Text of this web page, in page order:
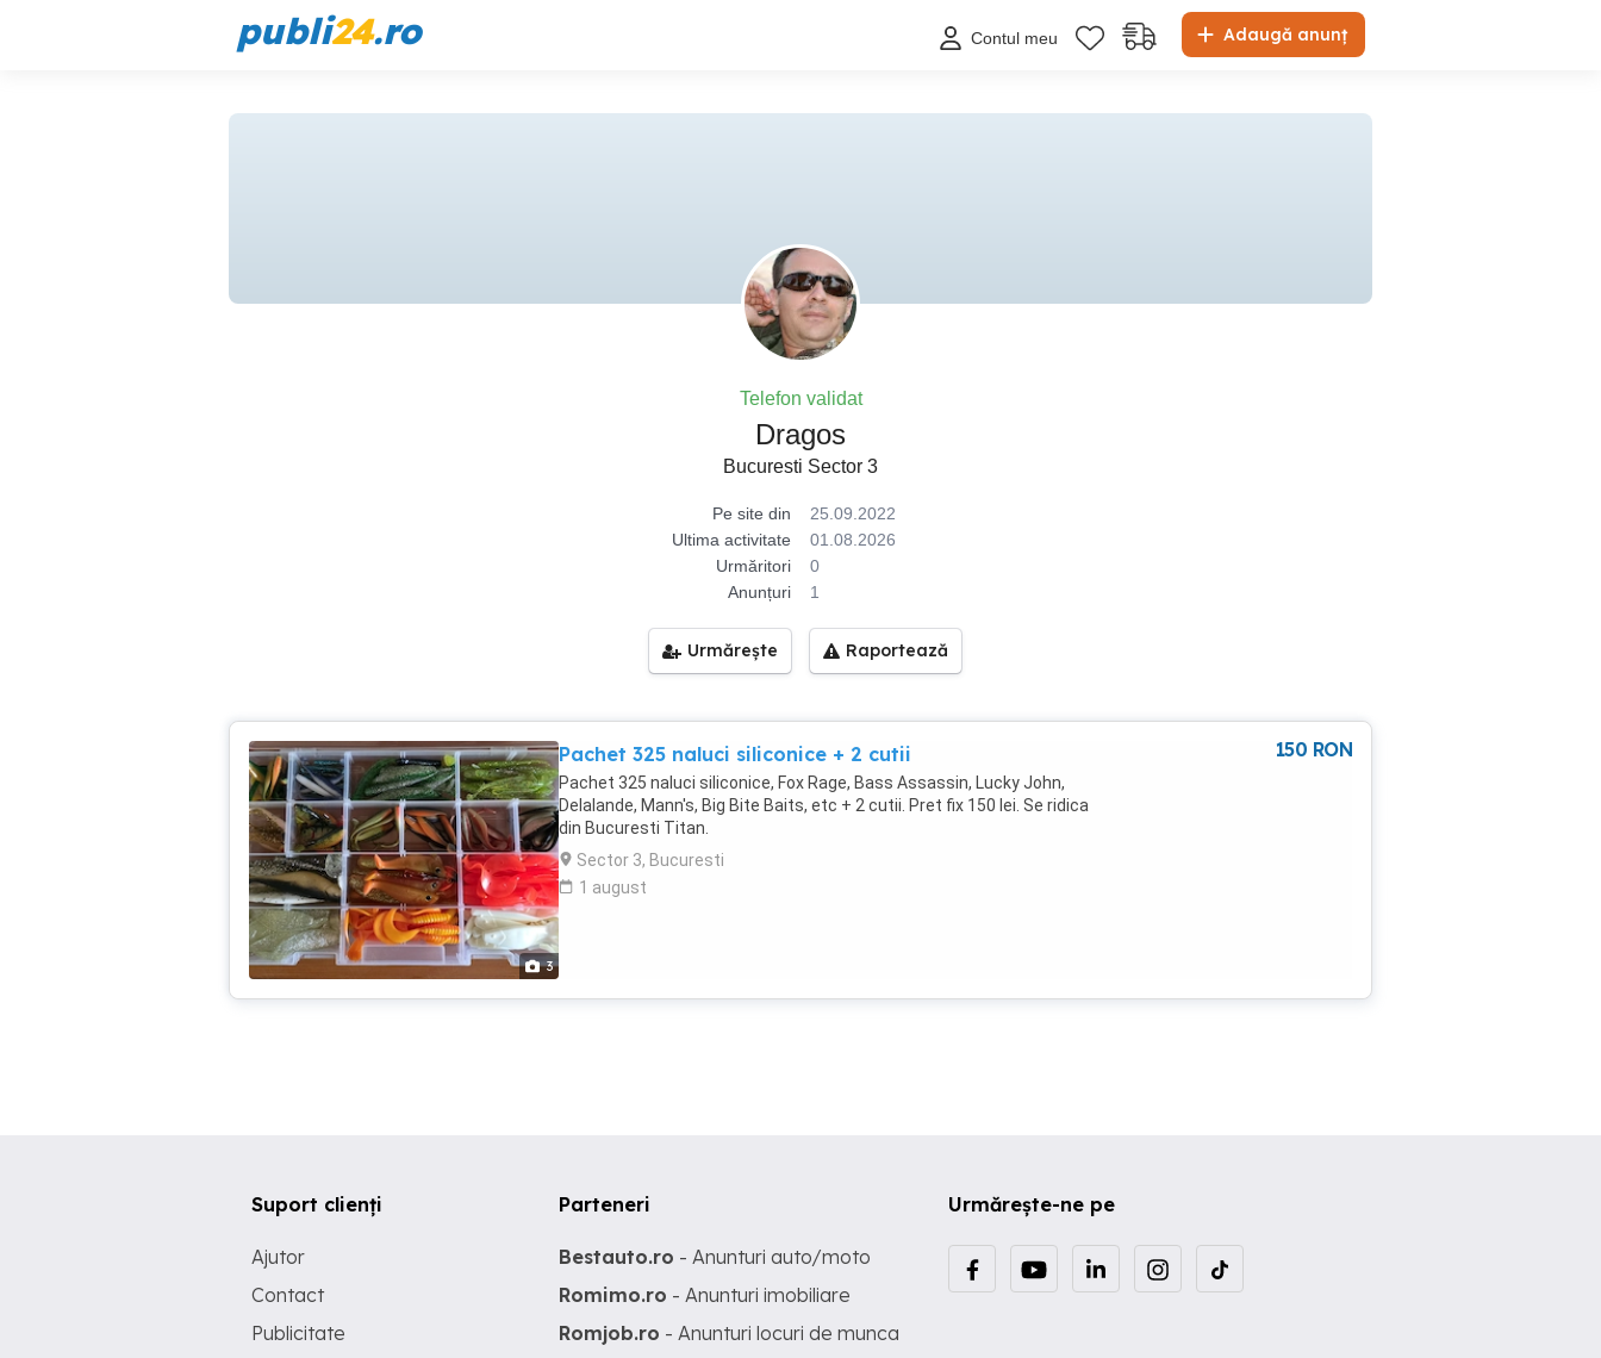
publi24.ro Adaugă anunț
Contul meu
Telefon validat
Dragos
Bucuresti Sector 3
Pe site din
25.09.2022
Ultima activitate
01.08.2026
Urmăritori
0
Anunțuri
1
Urmărește Raportează
3
Pachet 325 naluci siliconice + 2 cutii
Pachet 325 naluci siliconice, Fox Rage, Bass Assassin, Lucky John,
Delalande, Mann's, Big Bite Baits, etc + 2 cutii. Pret fix 150 lei. Se ridica
din Bucuresti Titan.
Sector 3, Bucuresti
1 august
150 RON
Urmărește-ne pe
Suport clienți
Ajutor
Contact
Publicitate
Parteneri
Bestauto.ro - Anunturi auto/moto
Romimo.ro - Anunturi imobiliare
Romjob.ro - Anunturi locuri de munca